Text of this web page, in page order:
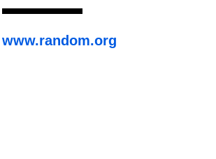
www.random.org